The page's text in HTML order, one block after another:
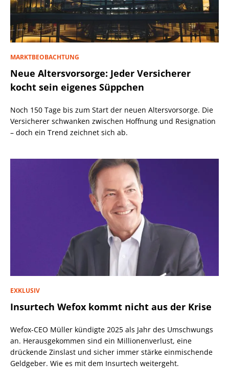
MARKTBEOBACHTUNG
Neue Altersvorsorge: Jeder Versicherer
kocht sein eigenes Süppchen
Noch 150 Tage bis zum Start der neuen Altersvorsorge. Die
Versicherer schwanken zwischen Hoffnung und Resignation
– doch ein Trend zeichnet sich ab.
EXKLUSIV
Insurtech Wefox kommt nicht aus der Krise
Wefox-CEO Müller kündigte 2025 als Jahr des Umschwungs
an. Herausgekommen sind ein Millionenverlust, eine
drückende Zinslast und sicher immer stärke einmischende
Geldgeber. Wie es mit dem Insurtech weitergeht.